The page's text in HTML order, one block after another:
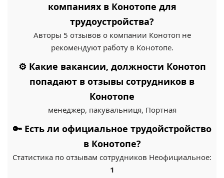
компаниях в Конотопе для
трудоустройства?
Авторы 5 отзывов о компании Конотоп не
рекомендуют работу в Конотопе.
⚙️ Какие вакансии, должности Конотоп
попадают в отзывы сотрудников в
Конотопе
менеджер, пакувальниця, Портная
🔑 Есть ли официальное трудойстройство
в Конотопе?
Статистика по отзывам сотрудников Неофициальное:
1